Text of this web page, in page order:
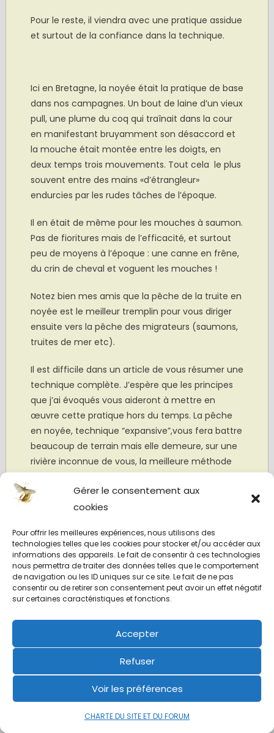
Gérer le consentement aux
cookies
Pour offrir les meilleures expériences, nous utilisons des
technologies telles que les cookies pour stocker et/ou accéder aux
informations des appareils. Le fait de consentir à ces technologies
nous permettra de traiter des données telles que le comportement
de navigation ou les ID uniques sur ce site. Le fait de ne pas
consentir ou de retirer son consentement peut avoir un effet négatif
sur certaines caractéristiques et fonctions.
Accepter
Refuser
Voir les préférences
CHARTE DU SITE ET DU FORUM
Pour le reste, il viendra avec une pratique assidue
et surtout de la confiance dans la technique.
Ici en Bretagne, la noyée était la pratique de base
dans nos campagnes. Un bout de laine d’un vieux
pull, une plume du coq qui traînait dans la cour
en manifestant bruyamment son désaccord et
la mouche était montée entre les doigts, en
deux temps trois mouvements. Tout cela le plus
souvent entre des mains «d’étrangleur»
endurcies par les rudes tâches de l’époque.
Il en était de même pour les mouches à saumon.
Pas de fioritures mais de l’efficacité, et surtout
peu de moyens à l’époque : une canne en frêne,
du crin de cheval et voguent les mouches !
Notez bien mes amis que la pêche de la truite en
noyée est le meilleur tremplin pour vous diriger
ensuite vers la pêche des migrateurs (saumons,
truites de mer etc).
Il est difficile dans un article de vous résumer une
technique complète. J’espère que les principes
que j’ai évoqués vous aideront à mettre en
œuvre cette pratique hors du temps. La pêche
en noyée, technique “expansive”,vous fera battre
beaucoup de terrain mais elle demeure, sur une
rivière inconnue de vous, la meilleure méthode
cours d’eau.
Bien halieutiquement.
Norman (Avril 2022)